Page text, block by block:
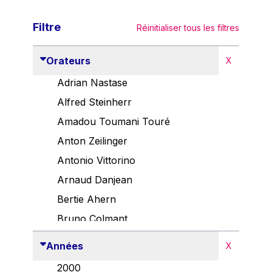
Filtre Réinitialiser tous les filtres
Orateurs X
Adrian Nastase
Alfred Steinherr
Amadou Toumani Touré
Anton Zeilinger
Antonio Vittorino
Arnaud Danjean
Bertie Ahern
Bruno Colmant
Années X
2000